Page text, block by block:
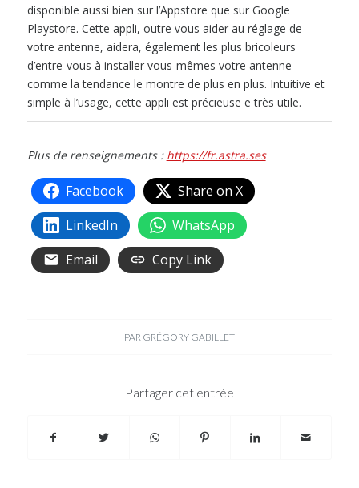
disponible aussi bien sur l’Appstore que sur Google
Playstore. Cette appli, outre vous aider au réglage de
votre antenne, aidera, également les plus bricoleurs
d’entre-vous à installer vous-mêmes votre antenne
comme la tendance le montre de plus en plus. Intuitive et
simple à l’usage, cette appli est précieuse e très utile.
Plus de renseignements : https://fr.astra.ses
Facebook
Share on X
LinkedIn
WhatsApp
Email
Copy Link
PAR GRÉGORY GABILLET
Partager cet entrée